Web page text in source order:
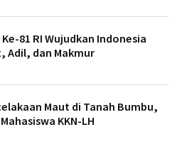
81 RI Wujudkan Indonesia
Adil, dan Makmur
Maut di Tanah Bumbu,
KKN-LH